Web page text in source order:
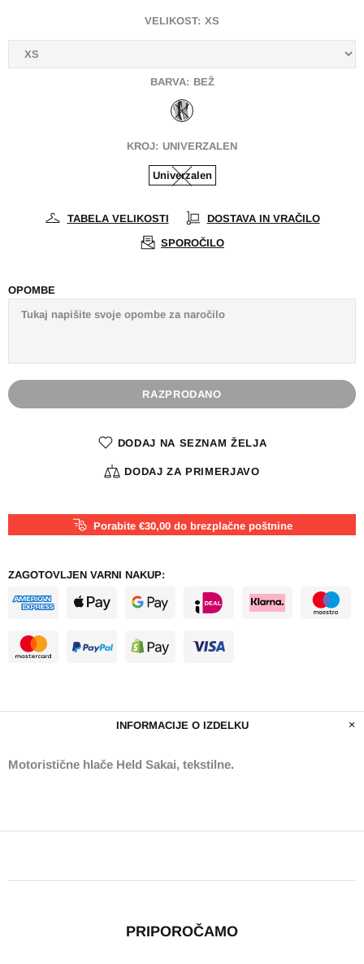
VELIKOST: XS
BARVA: BEŽ
KROJ: UNIVERZALEN
Univerzalen
TABELA VELIKOSTI
DOSTAVA IN VRAČILO
SPOROČILO
OPOMBE
RAZPRODANO
DODAJ NA SEZNAM ŽELJA
DODAJ ZA PRIMERJAVO
Porabite €30,00 do brezplačne poštnine
ZAGOTOVLJEN VARNI NAKUP:
INFORMACIJE O IZDELKU
Motoristične hlače Held Sakai, tekstilne.
PRIPOROČAMO